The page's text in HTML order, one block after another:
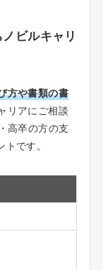
ビルキャリ
方や書類の書
リアにご相談
高卒の方の支
です。